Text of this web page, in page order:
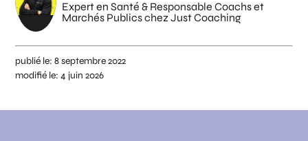
Expert en Santé & Responsable Coachs et
Marchés Publics chez Just Coaching
publié le:8 septembre 2022
modifié le:4 juin 2026